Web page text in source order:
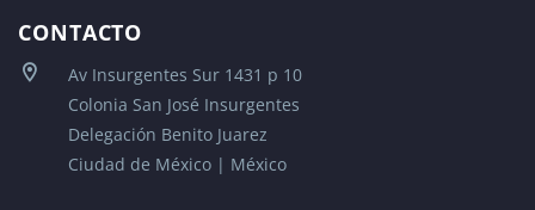
CONTACTO
Av Insurgentes Sur 1431 p 10
Colonia San José Insurgentes
Delegación Benito Juarez
Ciudad de México | México